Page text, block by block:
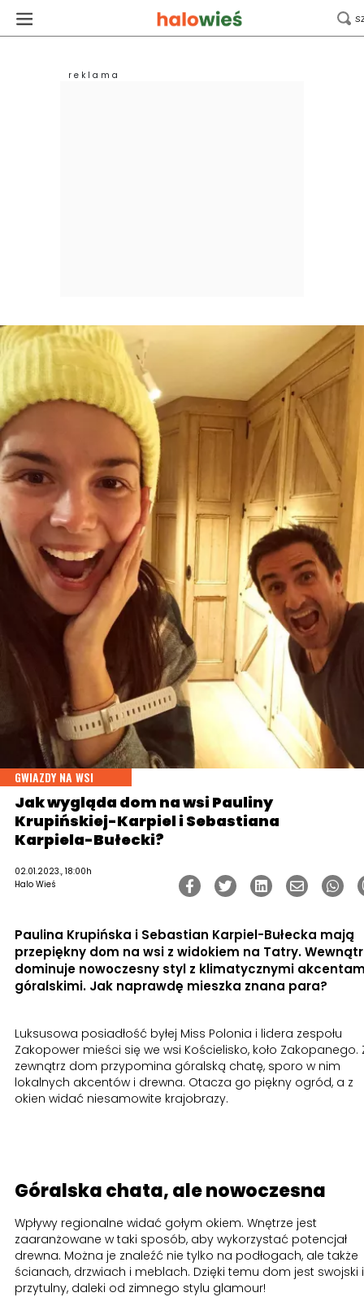
GWIAZDY NA WSI
Jak wygląda dom na wsi Pauliny
Krupińskiej-Karpiel i Sebastiana
Karpiela-Bułecki?
02.01.2023., 18:00h
Halo Wieś
Paulina Krupińska i Sebastian Karpiel-Bułecka mają
przepiękny dom na wsi z widokiem na Tatry.
dominuje nowoczesny styl z klimatycznymi
góralskimi. Jak naprawdę mieszka znana para?
Luksusowa posiadłość byłej Miss Polonia i lidera zespołu
Zakopower mieści się we wsi Kościelisko, koło Zakopanego.
zewnątrz dom przypomina góralską chatę, sporo w nim
lokalnych akcentów i drewna. Otacza go piękny ogród, a z
okien widać niesamowite krajobrazy.
Góralska chata, ale nowoczesna
Wpływy regionalne widać gołym okiem. Wnętrze jest
zaaranżowane w taki sposób, aby wykorzystać potencjał
drewna. Można je znaleźć nie tylko na podłogach, ale także
ścianach, drzwiach i meblach. Dzięki temu dom jest swojski i
przytulny, daleki od zimnego stylu glamour!